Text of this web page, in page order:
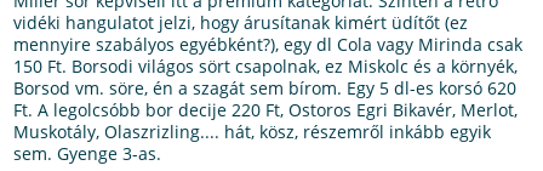
vidéki hangulatot jelzi, hogy árusítanak kimért üdítőt (ez
mennyire szabályos egyébként?), egy dl Cola vagy Mirinda csak
150 Ft. Borsodi világos sört csapolnak, ez Miskolc és a környék,
Borsod vm. söre, én a szagát sem bírom. Egy 5 dl-es korsó 620
Ft. A legolcsóbb bor decije 220 Ft, Ostoros Egri Bikavér, Merlot,
Muskotály, Olaszrizling.... hát, kösz, részemről inkább egyik
sem. Gyenge 3-as.